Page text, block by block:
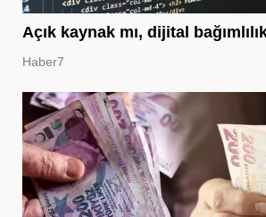
Açık kaynak mı, dijital
Haber7